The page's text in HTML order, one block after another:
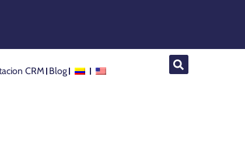
CRM Blog